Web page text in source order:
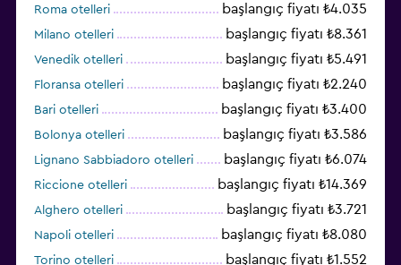
Roma otelleri başlangıç fiyatı ₺4.035
Milano otelleri başlangıç fiyatı ₺8.361
Venedik otelleri başlangıç fiyatı ₺5.491
Floransa otelleri başlangıç fiyatı ₺2.240
Bari otelleri başlangıç fiyatı ₺3.400
Bolonya otelleri başlangıç fiyatı ₺3.586
Lignano Sabbiadoro otelleri başlangıç fiyatı ₺6.074
Riccione otelleri başlangıç fiyatı ₺14.369
Alghero otelleri başlangıç fiyatı ₺3.721
Napoli otelleri başlangıç fiyatı ₺8.080
Torino otelleri başlangıç fiyatı ₺1.552